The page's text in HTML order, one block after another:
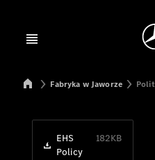
Open menu
Mercedes-Benz
Fabryka w Jaworze
EHS
Policy
182KB